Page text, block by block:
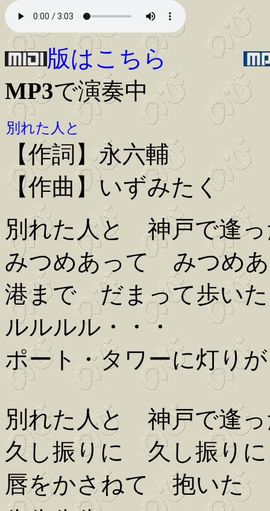
版はこちら
MP3で演奏中
別れた人と
【作詞】永六輔
【作曲】いずみたく
別れた人と 神戸で逢
みつめあって みつめ
港まで だまって歩いた
ルルルル・・・
ポート・タワーに灯り
別れた人と 神戸で逢
久し振りに 久し振りに
唇をかさねて 抱いた